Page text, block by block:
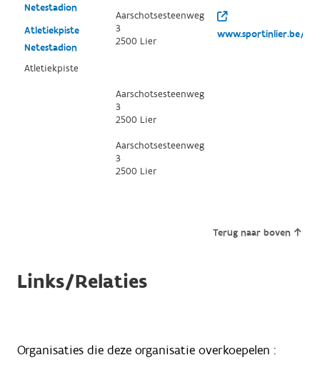
Netestadion
Atletiekpiste
Netestadion
Atletiekpiste
Aarschotsesteenweg
3
2500 Lier
www.sportinlier.be/
Aarschotsesteenweg
3
2500 Lier
Aarschotsesteenweg
3
2500 Lier
Terug naar boven
Links/Relaties
Organisaties die deze organisatie overkoepelen :